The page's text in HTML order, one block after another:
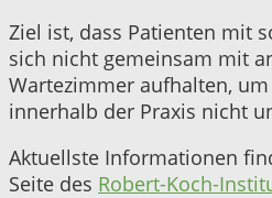
Ziel ist, dass Patienten mit
sich nicht gemeinsam mit
Wartezimmer aufhalten,
innerhalb der Praxis nicht
Aktuellste Informationen
Seite des Robert-Koch-